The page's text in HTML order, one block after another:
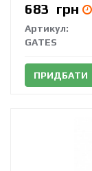
683 грн
Артикул:
GATES
ПРИДБАТИ